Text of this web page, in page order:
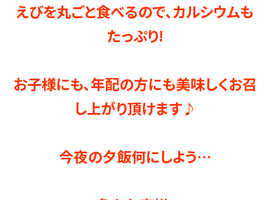
えびを丸ごと食べるので、カルシウムも
たっぷり!
お子様にも、年配の方にも美味しくお召
し上がり頂けます♪
今夜の夕飯何にしよう…